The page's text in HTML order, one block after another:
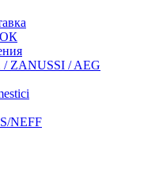
ZANUSSI / AEG
NEFF